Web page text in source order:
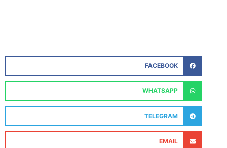
FACEBOOK
WHATSAPP
TELEGRAM